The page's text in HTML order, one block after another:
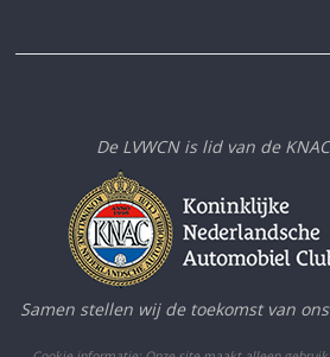
De LVWCN is lid van de
Samen stellen wij de toekomst van